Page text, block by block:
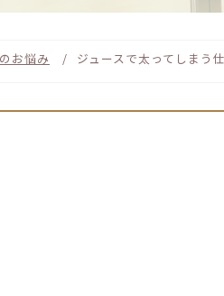
お悩み ジュースで太ってしまう